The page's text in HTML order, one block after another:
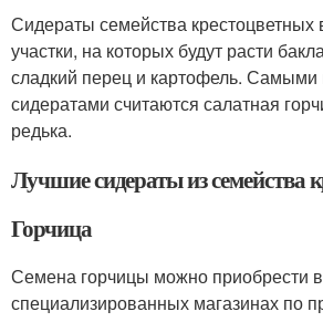
Сидераты семейства
участки, на которых будут расти
сладкий перец и картофель.
сидератами считаются салатная
редька.
Лучшие сидераты из семейства
Горчица
Семена горчицы можно приобрести в
специализированных магазинах по